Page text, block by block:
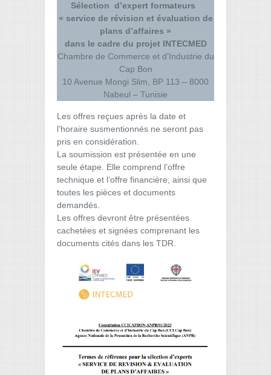
Sélection d’expert formateurs
« service de révision et évaluation de
plans d’affaires »
dans le cadre du projet INTECMED
Chambre de Commerce et d’Industrie du
Cap Bon
10 Avenue Mongi Slim, BP 113 – 8000
Nabeul – Tunisie
Les offres reçues après la date et
l’horaire susmentionnés ne seront pas
pris en considération.
La soumission est présentée en une
seule étape. Elle comprend l’offre
technique et l’offre financière, ainsi que
toutes les pièces et documents
demandés.
Les offres devront être présentées
cachetées et signées comprenant les
documents cités dans les TDR.